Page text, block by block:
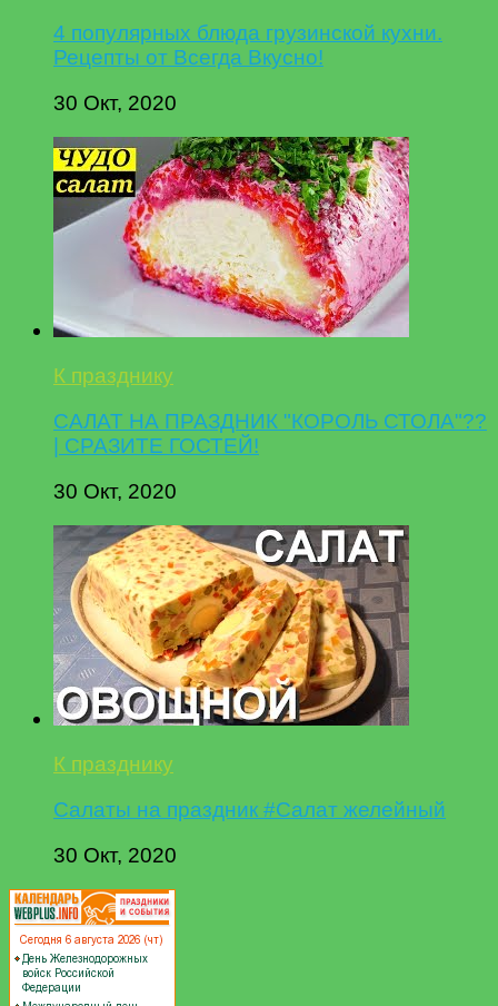
4 популярных блюда грузинской кухни.
Рецепты от Всегда Вкусно!
30 Окт, 2020
К празднику
САЛАТ НА ПРАЗДНИК "КОРОЛЬ СТОЛА"??
| СРАЗИТЕ ГОСТЕЙ!
30 Окт, 2020
К празднику
Салаты на праздник #Салат желейный
30 Окт, 2020